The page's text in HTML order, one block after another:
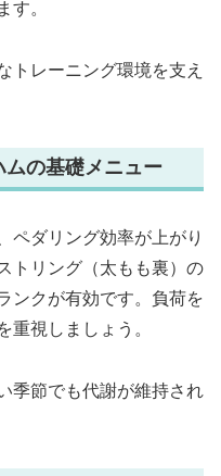
す。
トレーニング環境を支え
の基礎メニュー
ペダリング効率が上がり
トリング（太もも裏）の
ンクが有効です。負荷を
重視しましょう。
季節でも代謝が維持され